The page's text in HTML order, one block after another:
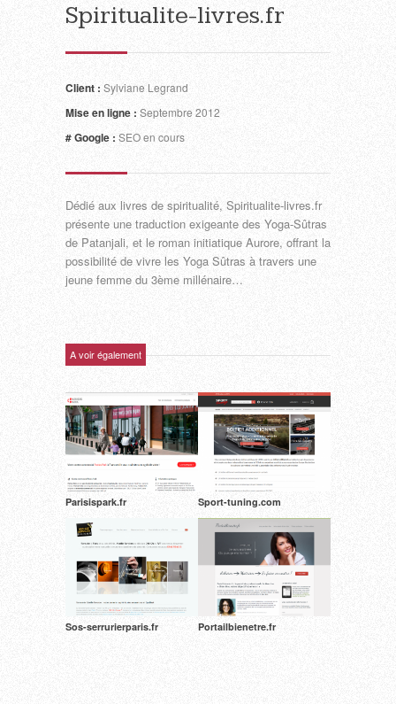
Spiritualite-livres.fr
Client : Sylviane Legrand
Mise en ligne : Septembre 2012
# Google : SEO en cours
Dédié aux livres de spiritualité, Spiritualite-livres.fr
présente une traduction exigeante des Yoga-Sûtras
de Patanjali, et le roman initiatique Aurore, offrant la
possibilité de vivre les Yoga Sûtras à travers une
jeune femme du 3ème millénaire…
A voir également
Parisispark.fr Sport-tuning.com
Sos-serrurierparis.fr Portailbienetre.fr